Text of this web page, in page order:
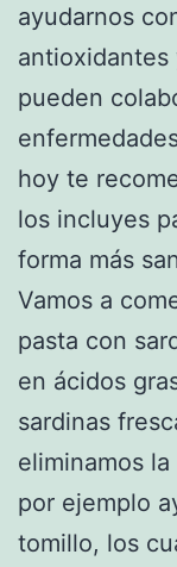
ayudarnos
pueden
hoy te
los incluyes
forma más
Vamos a
pasta con
en ácidos
sardinas
eliminamos
por ejemplo
tomillo, los